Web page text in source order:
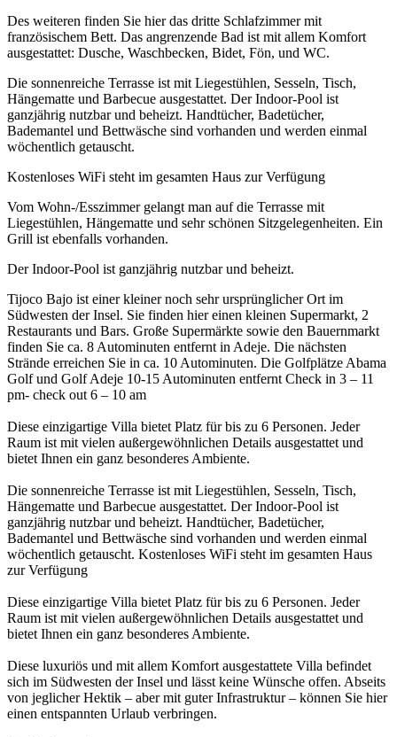
Des weiteren finden Sie hier das dritte Schlafzimmer mit
französischem Bett. Das angrenzende Bad ist mit allem Komfort
ausgestattet: Dusche, Waschbecken, Bidet, Fön, und WC.
Die sonnenreiche Terrasse ist mit Liegestühlen, Sesseln, Tisch,
Hängematte und Barbecue ausgestattet. Der Indoor-Pool ist
ganzjährig nutzbar und beheizt. Handtücher, Badetücher,
Bademantel und Bettwäsche sind vorhanden und werden einmal
wöchentlich getauscht.
Kostenloses WiFi steht im gesamten Haus zur Verfügung
Vom Wohn-/Esszimmer gelangt man auf die Terrasse mit
Liegestühlen, Hängematte und sehr schönen Sitzgelegenheiten. Ein
Grill ist ebenfalls vorhanden.
Der Indoor-Pool ist ganzjährig nutzbar und beheizt.
Tijoco Bajo ist einer kleiner noch sehr ursprünglicher Ort im
Südwesten der Insel. Sie finden hier einen kleinen Supermarkt, 2
Restaurants und Bars. Große Supermärkte sowie den Bauernmarkt
finden Sie ca. 8 Autominuten entfernt in Adeje. Die nächsten
Strände erreichen Sie in ca. 10 Autominuten. Die Golfplätze Abama
Golf und Golf Adeje 10-15 Autominuten entfernt Check in 3 – 11
pm- check out 6 – 10 am
Diese einzigartige Villa bietet Platz für bis zu 6 Personen. Jeder
Raum ist mit vielen außergewöhnlichen Details ausgestattet und
bietet Ihnen ein ganz besonderes Ambiente.
Die sonnenreiche Terrasse ist mit Liegestühlen, Sesseln, Tisch,
Hängematte und Barbecue ausgestattet. Der Indoor-Pool ist
ganzjährig nutzbar und beheizt. Handtücher, Badetücher,
Bademantel und Bettwäsche sind vorhanden und werden einmal
wöchentlich getauscht. Kostenloses WiFi steht im gesamten Haus
zur Verfügung
Diese einzigartige Villa bietet Platz für bis zu 6 Personen. Jeder
Raum ist mit vielen außergewöhnlichen Details ausgestattet und
bietet Ihnen ein ganz besonderes Ambiente.
Diese luxuriös und mit allem Komfort ausgestattete Villa befindet
sich im Südwesten der Insel und lässt keine Wünsche offen. Abseits
von jeglicher Hektik – aber mit guter Infrastruktur – können Sie hier
einen entspannten Urlaub verbringen.